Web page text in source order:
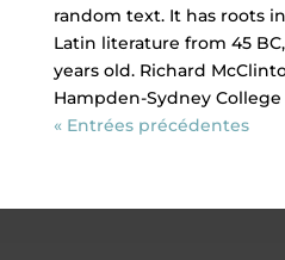
random text. It has roots
Latin literature from 45
years old. Richard
Hampden-Sydney College
« Entrées précédentes